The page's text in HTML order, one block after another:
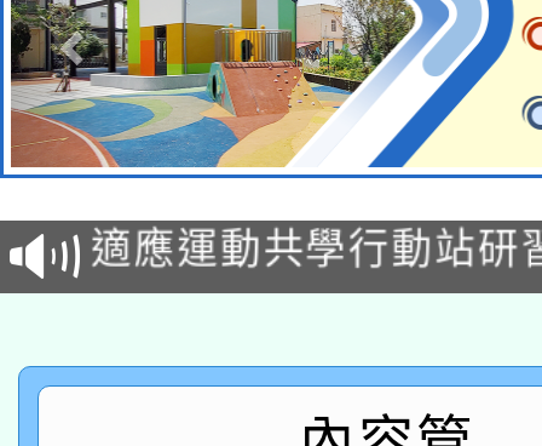
本校115學年度第2次
招甄選結果公告(無人
招)
適應運動共學行動站研
本館辦理115年度閱讀
暨閱讀推動專業研習
A3數位素養講師名單